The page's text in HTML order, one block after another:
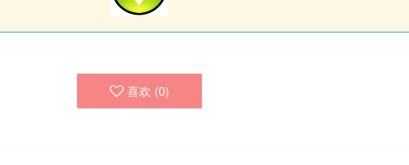
喜欢 (0)